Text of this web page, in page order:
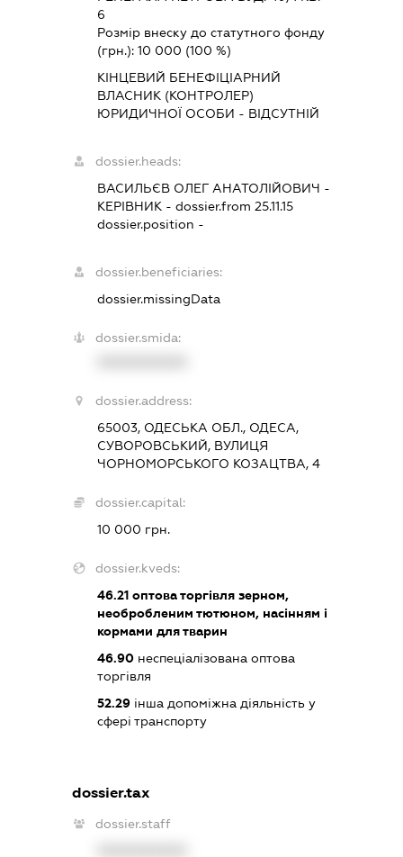
6
Розмір внеску до статутного фонду
(грн.):10 000 (100 %)
КІНЦЕВИЙ БЕНЕФІЦІАРНИЙ
ВЛАСНИК (КОНТРОЛЕР)
ЮРИДИЧНОЇ ОСОБИ - ВІДСУТНІЙ
dossier.heads:
ВАСИЛЬЄВ ОЛЕГ АНАТОЛІЙОВИЧ -
КЕРІВНИК - dossier.from 25.11.15
dossier.position -
dossier.beneficiaries:
dossier.missingData
dossier.smida:
dossier.address:
65003, ОДЕСЬКА ОБЛ., ОДЕСА,
СУВОРОВСЬКИЙ, ВУЛИЦЯ
ЧОРНОМОРСЬКОГО КОЗАЦТВА, 4
dossier.capital:
10 000 грн.
dossier.kveds:
46.21 оптова торгівля зерном,
необробленим тютюном, насінням і
кормами для тварин
46.90 неспеціалізована оптова
торгівля
52.29 інша допоміжна діяльність у
сфері транспорту
dossier.tax
dossier.staff